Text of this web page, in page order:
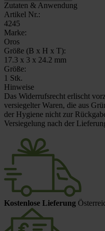
Zutaten & Anwendung
Artikel Nr.:
4245
Marke:
Oros
Größe (B x H x T):
17.3 x 3 x 24.2 mm
Größe:
1 Stk.
Hinweise
Das Widerrufsrecht erlischt
versiegelter Waren, die aus
der Hygiene nicht zur
Versiegelung nach der
Kostenlose Lieferung